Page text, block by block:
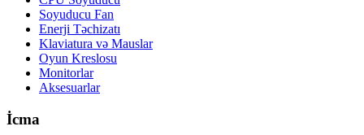
Soyuducu Fan
Enerji Təchizatı
Klaviatura və Mauslar
Oyun Kreslosu
Monitorlar
Aksesuarlar
İcma